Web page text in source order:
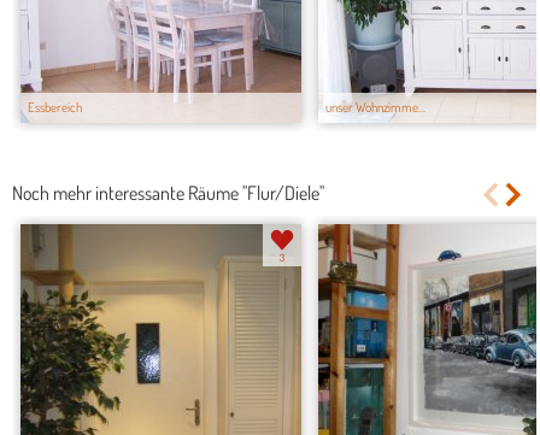
Essbereich unser Wohnzimme...
Noch mehr interessante Räume "Flur/Diele"
3